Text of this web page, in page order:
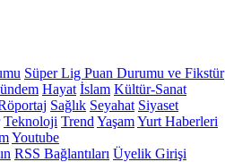
Süper Lig Puan Durumu ve Fikstür
Hayat İslam Kültür-Sanat
Sağlık Seyahat Siyaset
Teknoloji Trend YaşamYurt Haberleri
Youtube
RSS Bağlantıları Üyelik Girişi